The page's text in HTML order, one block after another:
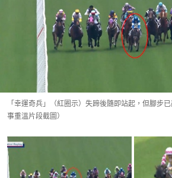
「幸運奇兵」（紅圈示）失蹄後隨即站起，但腳步
事重溫片段截圖）